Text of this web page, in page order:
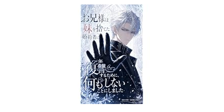
【悲報】上沼恵美子ブチギレ「簡単にそうめん作れ言うけど、そ
うめん作りて地獄なんよ」
日経平均2013「1万円です」日経平均2026「6万円です」←これ
は年収爆上がりしたんやろなぁ…
【スパロボ】インパクトやアルファ外伝くらいのバランス求
む！！ → インパクトも最終的にはコアブースターで雑魚は一
【動画】高速道路を走行中の車からリアガラスが飛んでくる事故